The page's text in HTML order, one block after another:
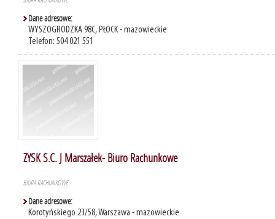
Dane adresowe:
WYSZOGRODZKA 98C, PŁOCK - mazowieckie
Telefon: 504 021 551
ZYSK S.C. J Marszałek- Biuro Rachunkowe
BIURA RACHUNKOWE
Dane adresowe:
Korotyńskiego 23/58, Warszawa - mazowieckie